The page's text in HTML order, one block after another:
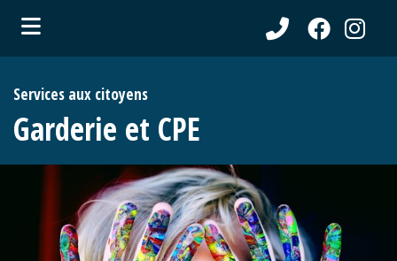
(Citoyens )
(Entreprises )
(Loisirs )
(Tourisme )
Services aux citoyens
Garderie et CPE